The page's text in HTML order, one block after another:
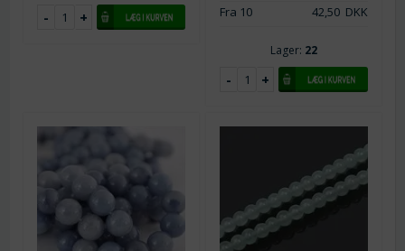
Fra 10
42,50DKK
Lager: 22